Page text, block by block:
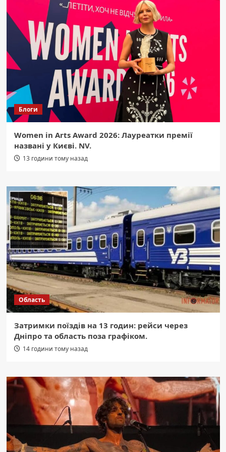
Блоги
Women in Arts Award 2026: Лауреатки премії
названі у Києві. NV.
13 години тому назад
Область
Затримки поїздів на 13 годин: рейси через
Дніпро та область поза графіком.
14 години тому назад